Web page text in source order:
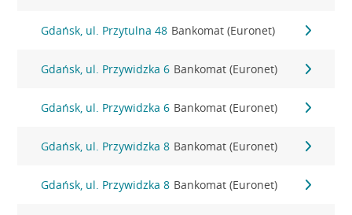
Gdańsk, ul. Przytulna 48 Bankomat (Euronet)
Gdańsk, ul. Przywidzka 6 Bankomat (Euronet)
Gdańsk, ul. Przywidzka 6 Bankomat (Euronet)
Gdańsk, ul. Przywidzka 8 Bankomat (Euronet)
Gdańsk, ul. Przywidzka 8 Bankomat (Euronet)